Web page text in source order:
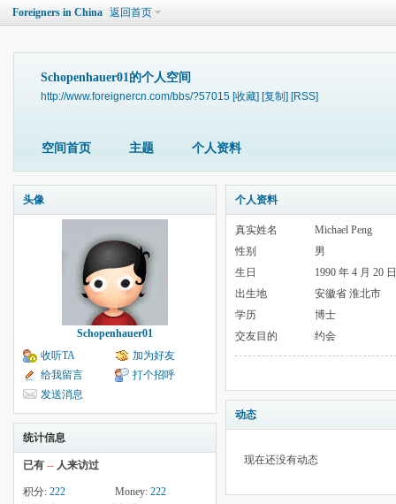
Foreigners in China 返回首页
Schopenhauer01的个人空间
http://www.foreignercn.com/bbs/?57015 [收藏] [复制] [RSS]
空间首页 主题 个人资料
头像
Schopenhauer01
收听TA
加为好友
给我留言
打个招呼
发送消息
统计信息
已有 -- 人来访过
积分: 222 Money: 222
个人资料
真实姓名
Michael Peng
性别
男
生日
1990 年 4 月 20 日
出生地
安徽省 淮北市
学历
博士
交友目的
约会
动态
现在还没有动态